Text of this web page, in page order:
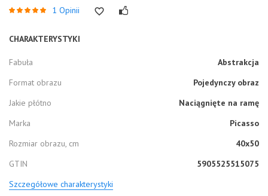
1 Opinii
CHARAKTERYSTYKI
Fabuła
Abstrakcja
Format obrazu
Pojedynczy obraz
Jakie płótno
Naciągnięte na ramę
Marka
Picasso
Rozmiar obrazu, cm
40x50
GTIN
5905525515075
Szczegółowe charakterystyki